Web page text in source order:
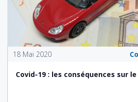
18 Mai 2020
Covid-19 : les conséquences sur